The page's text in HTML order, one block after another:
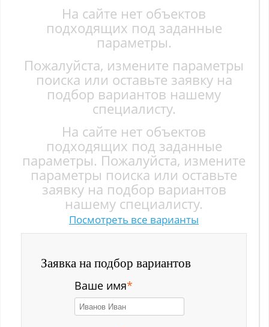
Вишенка тер. СНТ
Высокий
Гурьевск
Ерунаково
Заводской р-н
Загорский
На сайте нет объектов
подходящих под заданные
параметры.
Пожалуйста, измените параметры
поиска или оставьте заявку на
подбор вариантов нашему
специалисту.
На сайте нет объектов
подходящих под заданные
параметры. Пожалуйста, измените
параметры поиска или оставьте
заявку на подбор вариантов
нашему специалисту.
Посмотреть все варианты
Заявка на подбор вариантов
Ваше имя*